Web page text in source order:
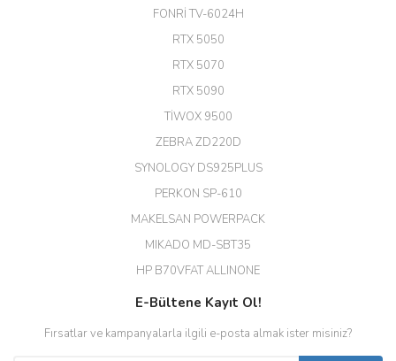
EROL ÇAKMAK | 26/12/2025
Diğer yorumları göster
FONRİ TV-6024H
RTX 5050
RTX 5070
RTX 5090
TİWOX 9500
ZEBRA ZD220D
SYNOLOGY DS925PLUS
PERKON SP-610
MAKELSAN POWERPACK
MIKADO MD-SBT35
HP B70VFAT ALLINONE
E-Bültene Kayıt Ol!
Fırsatlar ve kampanyalarla ilgili e-posta almak ister misiniz?